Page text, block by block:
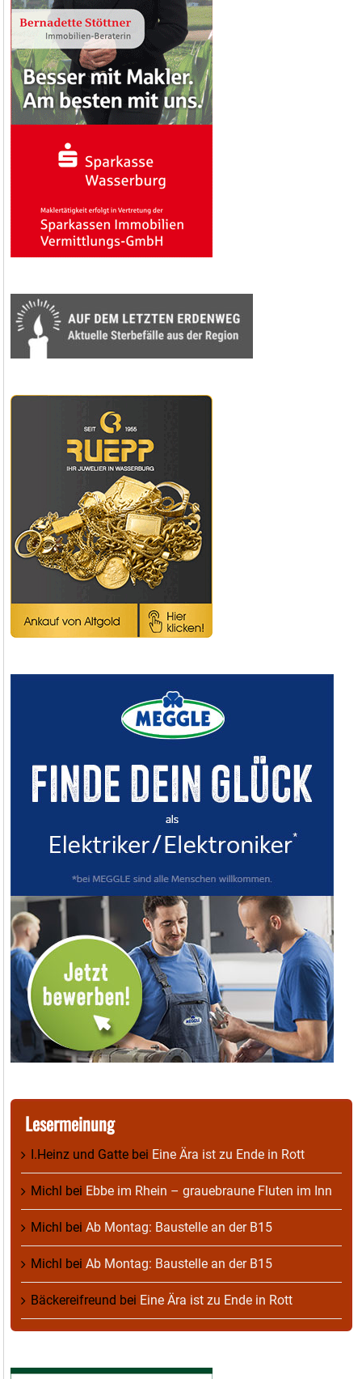
Lesermeinung
I.Heinz und Gatte bei Eine Ära ist zu Ende in Rott
Michl bei Ebbe im Rhein – grauebraune Fluten im Inn
Michl bei Ab Montag: Baustelle an der B15
Michl bei Ab Montag: Baustelle an der B15
Bäckereifreund bei Eine Ära ist zu Ende in Rott